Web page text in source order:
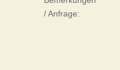
/ Anfrage: